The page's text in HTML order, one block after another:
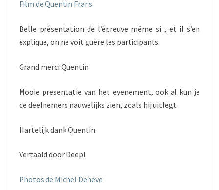
Film de Quentin Frans.
Belle présentation de l’épreuve même si , et il s’en
explique, on ne voit guère les participants.
Grand merci Quentin
Mooie presentatie van het evenement, ook al kun je
de deelnemers nauwelijks zien, zoals hij uitlegt.
Hartelijk dank Quentin
Vertaald door Deepl
Photos de Michel Deneve